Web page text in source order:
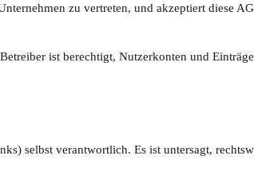
zu vertreten, und akzeptiert diese
ist berechtigt, Nutzerkonten und
selbst verantwortlich. Es ist untersagt,